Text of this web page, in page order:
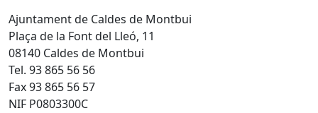
Ajuntament de Caldes de Montbui
Plaça de la Font del Lleó, 11
08140 Caldes de Montbui
Tel. 93 865 56 56
Fax 93 865 56 57
NIF P0803300C